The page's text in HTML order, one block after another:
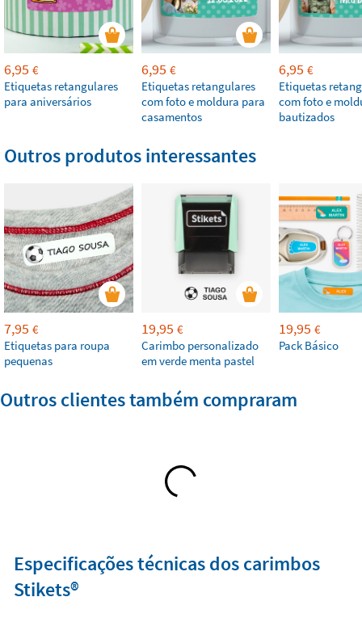
6,95 €
Etiquetas retangulares
para aniversários
6,95 €
Etiquetas retangulares
com foto e moldura para
casamentos
6,95 €
Etiquetas
com foto e
bautizados
Outros produtos interessantes
7,95 €
Etiquetas para roupa
pequenas
19,95 €
Carimbo personalizado
em verde menta pastel
19,95 €
Pack Básico
Outros clientes também compraram
Especificações técnicas dos carimbos
Stikets®️